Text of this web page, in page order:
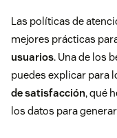
Las políticas de
mejores prácticas
usuarios. Una de los
puedes explicar para
de satisfacción, qué
los datos para